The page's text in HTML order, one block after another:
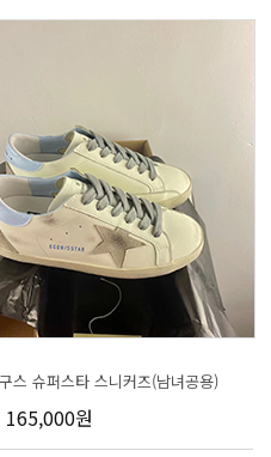
스 슈퍼스타 스니커즈(남녀공용)
165,000원